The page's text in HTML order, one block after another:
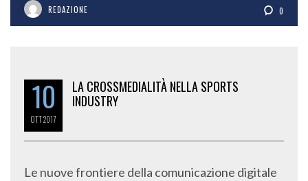
REDAZIONE 0
10
OTT2017
LA CROSSMEDIALITÀ NELLA SPORTS
INDUSTRY
Le nuove frontiere della comunicazione digitale